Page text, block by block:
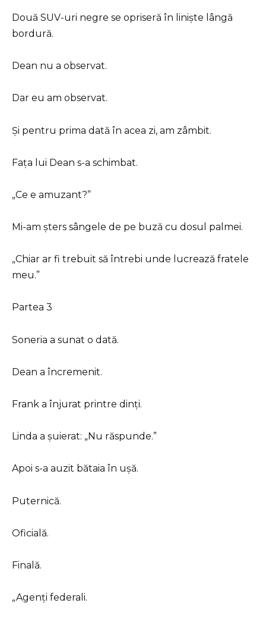
Două SUV-uri negre se opriseră în liniște lângă
bordură.
Dean nu a observat.
Dar eu am observat.
Și pentru prima dată în acea zi, am zâmbit.
Fața lui Dean s-a schimbat.
„Ce e amuzant?”
Mi-am șters sângele de pe buză cu dosul palmei.
„Chiar ar fi trebuit să întrebi unde lucrează fratele
meu.”
Partea 3
Soneria a sunat o dată.
Dean a încremenit.
Frank a înjurat printre dinți.
Linda a șuierat: „Nu răspunde.”
Apoi s-a auzit bătaia în ușă.
Puternică.
Oficială.
Finală.
„Agenți federali.